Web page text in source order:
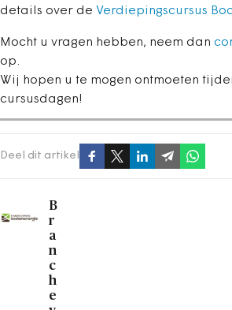
details over de Verdiepingscursus
Mocht u vragen hebben, neem dan
op.
Wij hopen u te mogen ontmoeten
cursusdagen!
Deel dit artikel
B
r
a
n
c
h
e